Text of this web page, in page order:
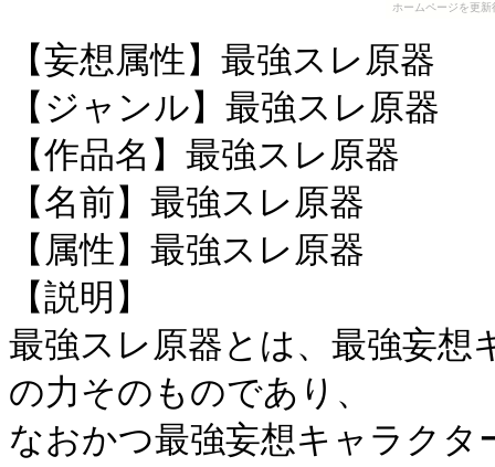
ホームページを更
【妄想属性】最強スレ原器
【ジャンル】最強スレ原器
【作品名】最強スレ原器
【名前】最強スレ原器
【属性】最強スレ原器
【説明】
最強スレ原器とは、最強妄想
の力そのものであり、
なおかつ最強妄想キャラク